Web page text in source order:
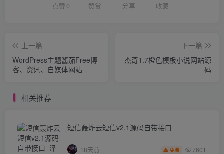
点赞 0 赞赏 分享 收藏
上一篇
WordPress主题酱茄Free博
客、资讯、自媒体网站
下一篇
杰奇1.7橙色模板小说网站源
码
相关推荐
短信轰炸云短信v2.1源码自带接口
18天前 免费 7601